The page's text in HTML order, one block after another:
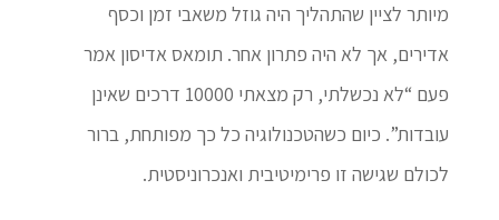
מיותר לציין שהתהליך היה גוזל משאבי זמן וכסף
אדירים, אך לא היה פתרון אחר. תומאס אדיסון אמר
פעם “לא נכשלתי, רק מצאתי 10000 דרכים שאינן
עובדות”. כיום כשהטכנולוגיה כל כך מפותחת, ברור
לכולם שגישה זו פרימיטיבית ואנכרוניסטית.